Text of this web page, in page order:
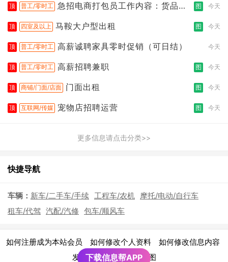
顶 普工/零时工 急招电商打包员工作内容：货品分
图 今天
顶 四室及以上 马鞍大户型出租 图 今天
顶 普工/零时工 高薪诚聘家具零时促销（可日结） 今天
顶 普工/零时工 高薪招聘兼职 图 今天
顶 商铺/门面/店面 门面出租 图 今天
顶 互联网/传媒 宠物店招聘运营 图 今天
更多信息请点击分类>>
快捷导航
车辆： 新车/二手车/手续 工程车/农机 摩托/电动/自行车
租车/代驾 汽配/汽修 包车/顺风车
如何注册成为本站会员 如何修改个人资料 如何修改信息内容
发布广告须知 | 网站地图
下载信息帮APP